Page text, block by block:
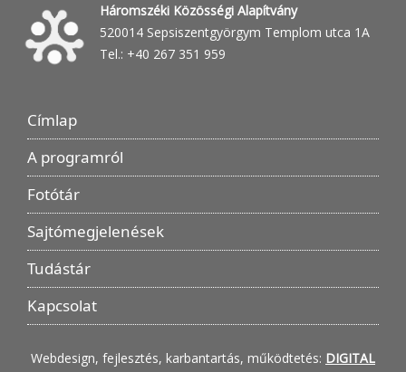
Háromszéki Közösségi Alapítvány
520014 Sepsiszentgyörgym Templom utca 1A
Tel.: +40 267 351 959
Címlap
A programról
Fotótár
Sajtómegjelenések
Tudástár
Kapcsolat
Webdesign, fejlesztés, karbantartás, működtetés: DIGITAL